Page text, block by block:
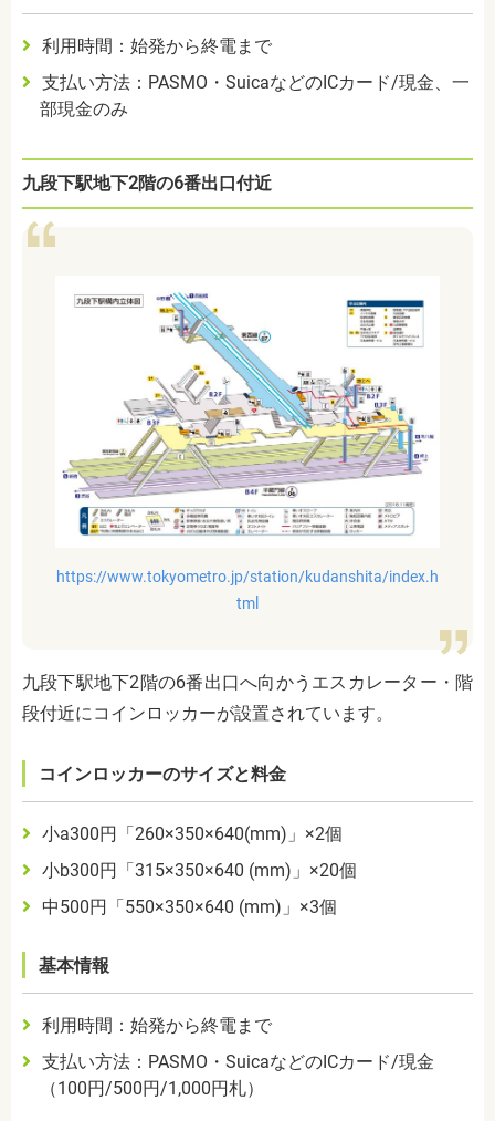
利用時間：始発から終電まで
支払い方法：PASMO・SuicaなどのICカード/現金、一
部現金のみ
九段下駅地下2階の6番出口付近
https://www.tokyometro.jp/station/kudanshita/index.h
tml
九段下駅地下2階の6番出口へ向かうエスカレーター・階
段付近にコインロッカーが設置されています。
コインロッカーのサイズと料金
小a300円「260×350×640(mm)」×2個
小b300円「315×350×640 (mm)」×20個
中500円「550×350×640 (mm)」×3個
基本情報
利用時間：始発から終電まで
支払い方法：PASMO・SuicaなどのICカード/現金
（100円/500円/1,000円札）